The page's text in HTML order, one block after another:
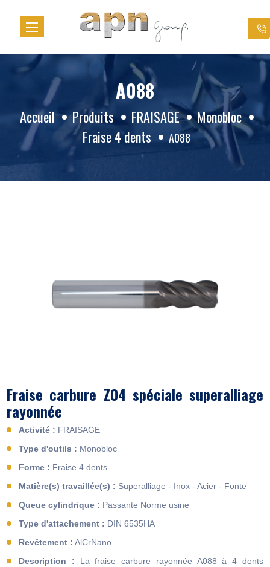
A088
Accueil Produits FRAISAGE
Monobloc
Fraise 4 dents
A088
Fraise carbure Z04 spéciale superalliage
rayonnée
Activité : FRAISAGE
Type d'outils : Monobloc
Forme : Fraise 4 dents
Matière(s) travaillée(s) : Superalliage - Inox - Acier - Fonte
Queue cylindrique : Passante Norme usine
Type d'attachement : DIN 6535HA
Revêtement : AlCrNano
Description : La fraise carbure rayonnée A088 à 4 dents